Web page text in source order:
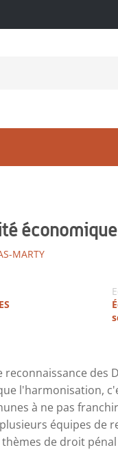
MARTY
reconnaissance des
l'harmonisation,
à ne pas
équipes de
de droit